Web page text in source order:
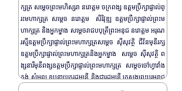
ក្សត្រ​ សម្តេចព្រះមហិស្សរា​ នរោត្តម ចក្រពង្ស ឧត្តមប្រឹក្សាផ្ទាល់ព្
រះមហាក្សត្រ​ សម្តេច នរោត្តម​ សិរិវុឌ្ឍ ឧត្តមប្រឹក្សាផ្ទាល់ព្រះម
ហាក្សត្រ និងអ្នកម្នាង សម្តេចរាជបបុត្រីព្រះអនុជ នរោត្តម អរុណ
រស្មី​ ឧត្តមប្រឹក្សាផ្ទាល់ព្រះមហាក្សត្រ​សម្តេច ស៊ីសុវត្ថិ ជីវ័នមុនីរក្ស
ឧត្តមប្រឹក្សាផ្ទាល់ព្រះមហាក្សត្រនិងអ្នកម្នាង ​ សម្តេច ស៊ីសុវត្ថិ ព
ង្សនារីមុនីពង្ស​ ឧត្តមប្រឹក្សាផ្ទាល់ព្រះមហាក្សត្រ សម្តេចចៅហ្វាវាំង
គង់ សំអុល ឧបនាយករដ្ឋមន្រី និងជារដ្ឋមន្រ្តី ក្រសួងព្រះបរមរាជ